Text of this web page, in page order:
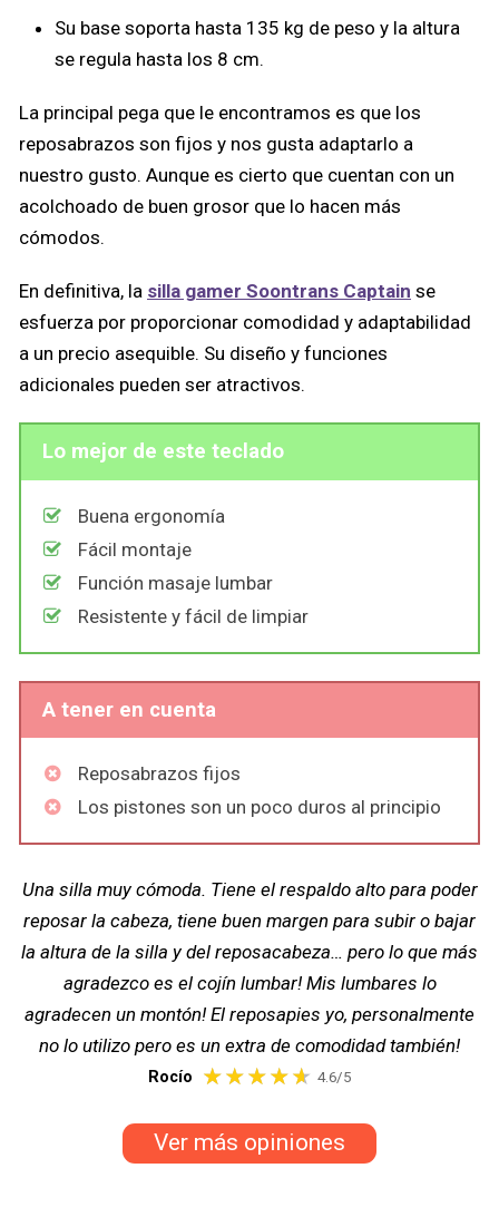
Su base soporta hasta 135 kg de peso y la altura
se regula hasta los 8 cm.
La principal pega que le encontramos es que los
reposabrazos son fijos y nos gusta adaptarlo a
nuestro gusto. Aunque es cierto que cuentan con un
acolchoado de buen grosor que lo hacen más
cómodos.
En definitiva, la silla gamer Soontrans Captain se
esfuerza por proporcionar comodidad y adaptabilidad
a un precio asequible. Su diseño y funciones
adicionales pueden ser atractivos.
Lo mejor de este teclado
Buena ergonomía
Fácil montaje
Función masaje lumbar
Resistente y fácil de limpiar
A tener en cuenta
Reposabrazos fijos
Los pistones son un poco duros al principio
Una silla muy cómoda. Tiene el respaldo alto para poder
reposar la cabeza, tiene buen margen para subir o bajar
la altura de la silla y del reposacabeza… pero lo que más
agradezco es el cojín lumbar! Mis lumbares lo
agradecen un montón! El reposapies yo, personalmente
no lo utilizo pero es un extra de comodidad también!
Rocío 4.6/5
Ver más opiniones